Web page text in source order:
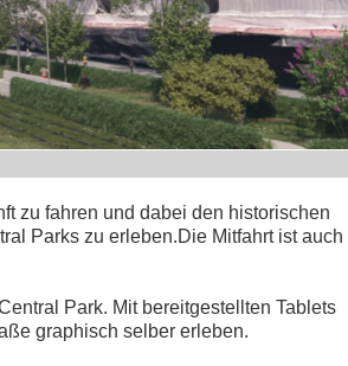
zu fahren und dabei den historischen
Parks zu erleben.Die Mitfahrt ist auch
Park. Mit bereitgestellten Tablets
graphisch selber erleben.